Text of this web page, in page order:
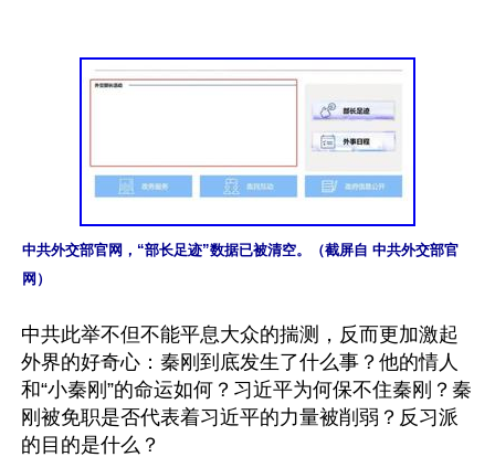
中共外交部官网，“部长足迹”数据已被清空。（截屏自 中共外交部官
网）
中共此举不但不能平息大众的揣测，反而更加激起
外界的好奇心：秦刚到底发生了什么事？他的情人
和“小秦刚”的命运如何？习近平为何保不住秦刚？秦
刚被免职是否代表着习近平的力量被削弱？反习派
的目的是什么？